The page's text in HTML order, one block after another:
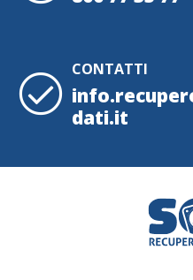
CONTATTI
dati.it